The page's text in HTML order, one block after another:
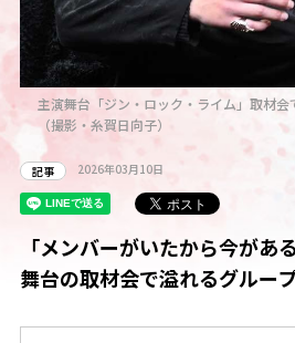
主演舞台「ジン・ロック・ライム」取材
（撮影・糸賀日向子）
記事 2026年03月10日
「メンバーがいたから今があ
舞台の取材会で溢れるグルー